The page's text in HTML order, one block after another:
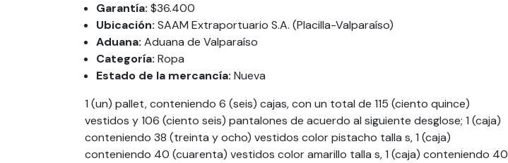
Garantía: $36.400
Ubicación: SAAM Extraportuario S.A. (Placilla-Valparaíso)
Aduana: Aduana de Valparaíso
Categoría: Ropa
Estado de la mercancía: Nueva
1 (un) pallet, conteniendo 6 (seis) cajas, con un total de 115 (ciento quince)
vestidos y 106 (ciento seis) pantalones de acuerdo al siguiente desglose; 1 (caja)
conteniendo 38 (treinta y ocho) vestidos color pistacho talla s, 1 (caja)
conteniendo 40 (cuarenta) vestidos color amarillo talla s, 1 (caja) conteniendo 40